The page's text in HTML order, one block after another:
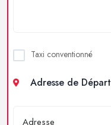
Taxi conventionné
Adresse de Départ